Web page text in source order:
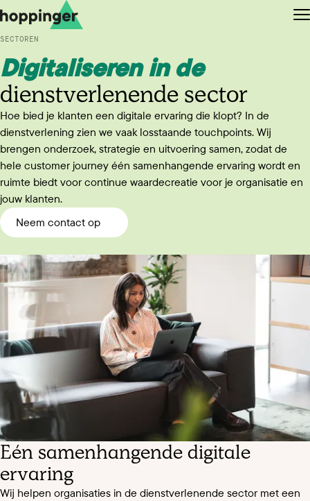
Ga naar de content
Ga naar de footer
EN NL
SECTOREN
Digitaliseren in de
dienstverlenende sector
Hoe bied je klanten een digitale ervaring die klopt? In de
dienstverlening zien we vaak losstaande touchpoints. Wij
brengen onderzoek, strategie en uitvoering samen, zodat de
hele customer journey één samenhangende ervaring wordt en
ruimte biedt voor continue waardecreatie voor je organisatie en
jouw klanten.
Neem contact op
Eén samenhangende digitale
ervaring
Wij helpen organisaties in de dienstverlenende sector met een